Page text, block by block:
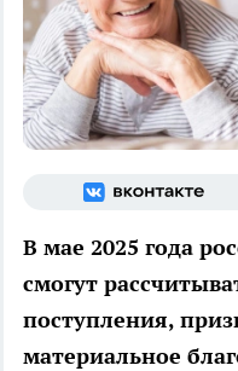
В мае 2025 года
смогут
поступления,
материальное